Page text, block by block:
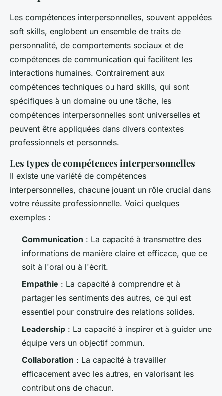
Les compétences interpersonnelles, souvent appelées
soft skills, englobent un ensemble de traits de
personnalité, de comportements sociaux et de
compétences de communication qui facilitent les
interactions humaines. Contrairement aux
compétences techniques ou hard skills, qui sont
spécifiques à un domaine ou une tâche, les
compétences interpersonnelles sont universelles et
peuvent être appliquées dans divers contextes
professionnels et personnels.
Les types de compétences interpersonnelles
Il existe une variété de compétences
interpersonnelles, chacune jouant un rôle crucial dans
votre réussite professionnelle. Voici quelques
exemples :
Communication : La capacité à transmettre des
informations de manière claire et efficace, que ce
soit à l'oral ou à l'écrit.
Empathie : La capacité à comprendre et à
partager les sentiments des autres, ce qui est
essentiel pour construire des relations solides.
Leadership : La capacité à inspirer et à guider une
équipe vers un objectif commun.
Collaboration : La capacité à travailler
efficacement avec les autres, en valorisant les
contributions de chacun.